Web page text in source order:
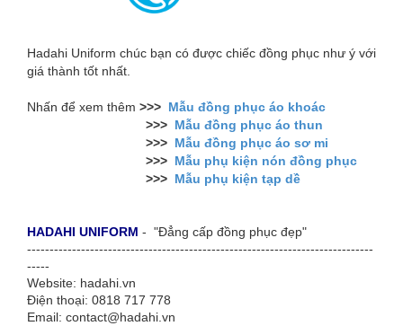
Hadahi Uniform chúc bạn có được chiếc đồng phục như ý với
giá thành tốt nhất.
Nhấn để xem thêm >>> Mẫu đồng phục áo khoác
>>> Mẫu đồng phục áo thun
>>> Mẫu đồng phục áo sơ mi
>>> Mẫu phụ kiện nón đồng phục
>>> Mẫu phụ kiện tạp dề
HADAHI UNIFORM - "Đẳng cấp đồng phục đẹp"
-----------------------------------------------------------------------------
-----
Website: hadahi.vn
Điện thoại: 0818 717 778
Email: contact@hadahi.vn